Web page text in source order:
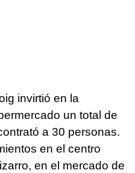
invirtió en la
un total de
a 30 personas.
en el centro
en el mercado de